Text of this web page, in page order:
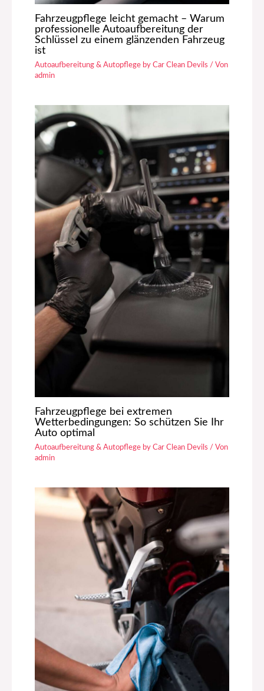
Fahrzeugpflege leicht gemacht – Warum
professionelle Autoaufbereitung der
Schlüssel zu einem glänzenden Fahrzeug
ist
Autoaufbereitung & Autopflege by Car Clean Devils / Von
admin
Fahrzeugpflege bei extremen
Wetterbedingungen: So schützen Sie Ihr
Auto optimal
Autoaufbereitung & Autopflege by Car Clean Devils / Von
admin